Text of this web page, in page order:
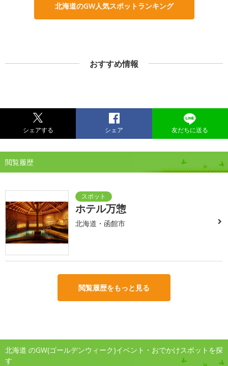
北海道のGW人気スポットランキング
おすすめ情報
シェアする シェア 友だちに送る
閲覧履歴
ホテル万惣
北海道・函館市
閲覧履歴をもっと見る
北海道 のGW(ゴールデンウィーク)イベント・おでかけスポットを探
す